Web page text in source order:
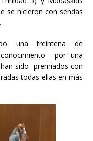
se hicieron con sendas
una treintena de
por una
sido premiados con
todas ellas en más